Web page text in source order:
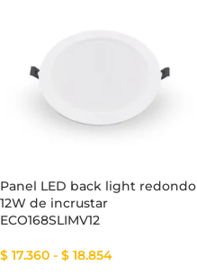
Panel LED back light redondo
12W de incrustar
ECO168SLIMV12
$ 17.360 - $ 18.854